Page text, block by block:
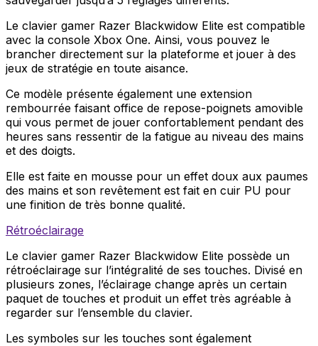
Le clavier gamer Razer Blackwidow Elite est compatible
avec la console Xbox One. Ainsi, vous pouvez le
brancher directement sur la plateforme et jouer à des
jeux de stratégie en toute aisance.
Ce modèle présente également une extension
rembourrée faisant office de repose-poignets amovible
qui vous permet de jouer confortablement pendant des
heures sans ressentir de la fatigue au niveau des mains
et des doigts.
Elle est faite en mousse pour un effet doux aux paumes
des mains et son revêtement est fait en cuir PU pour
une finition de très bonne qualité.
Rétroéclairage
Le clavier gamer Razer Blackwidow Elite possède un
rétroéclairage sur l’intégralité de ses touches. Divisé en
plusieurs zones, l’éclairage change après un certain
paquet de touches et produit un effet très agréable à
regarder sur l’ensemble du clavier.
Les symboles sur les touches sont également